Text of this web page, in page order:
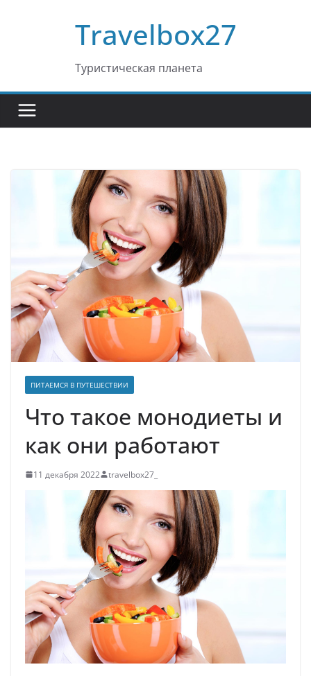
Travelbox27
Туристическая планета
ПИТАЕМСЯ В ПУТЕШЕСТВИИ
Что такое монодиеты и
как они работают
11 декабря 2022 travelbox27_